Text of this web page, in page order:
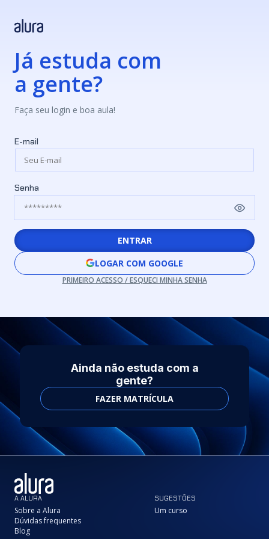
Já estuda com
a gente?
Faça seu login e boa aula!
E-mail
Senha
ENTRAR
LOGAR COM GOOGLE
PRIMEIRO ACESSO / ESQUECI MINHA SENHA
Ainda não estuda com a
gente?
FAZER MATRÍCULA
A ALURA
Sobre a Alura
Dúvidas frequentes
Blog
SUGESTÕES
Um curso